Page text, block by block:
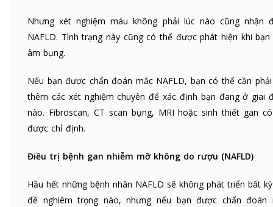
Nhưng xét nghiệm máu không phải lúc nào cũng nhận
NAFLD. Tình trạng này cũng có thể được phát hiện khi bạn
âm bụng.
Nếu bạn được chẩn đoán mắc NAFLD, bạn có thể cần
thêm các xét nghiệm chuyên để xác định bạn đang ở giai
nào. Fibroscan, CT scan bụng, MRI hoặc sinh thiết gan
được chỉ định.
Điều trị bệnh gan nhiễm mỡ không do rượu (NAFLD)
Hầu hết những bệnh nhân NAFLD sẽ không phát triển bất
đề nghiêm trọng nào, nhưng nếu bạn được chẩn đoán